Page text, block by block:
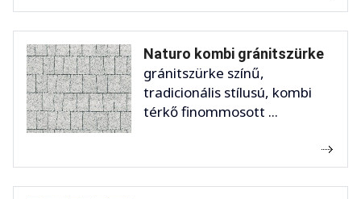
Naturo kombi gránitszürke
gránitszürke színű,
tradicionális stílusú, kombi
térkő finommosott ...